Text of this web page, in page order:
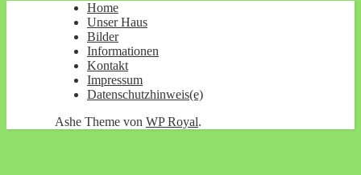
Home
Unser Haus
Bilder
Informationen
Kontakt
Impressum
Datenschutzhinweis(e)
Ashe Theme von WP Royal.